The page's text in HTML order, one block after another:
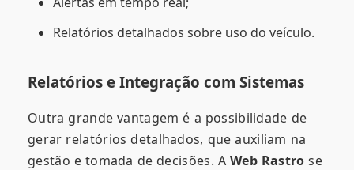
Relatórios detalhados sobre uso do veículo.
Relatórios e Integração com Sistemas
Outra grande vantagem é a possibilidade de
gerar relatórios detalhados, que auxiliam na
gestão e tomada de decisões. A Web Rastro se